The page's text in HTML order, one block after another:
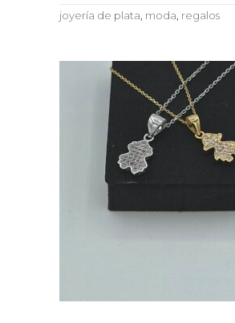
joyería de plata, moda, regalos